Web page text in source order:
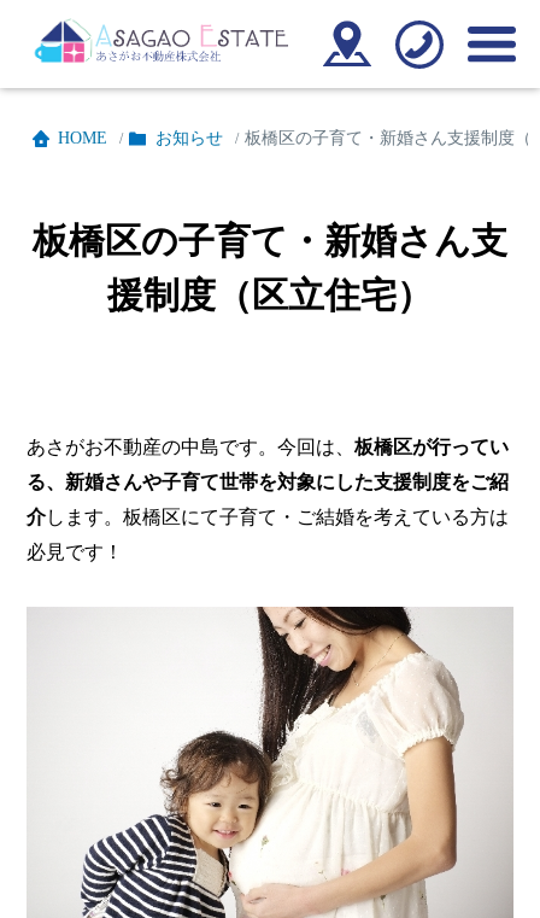
HOME / お知らせ / 板橋区の子育て・新婚さん支援制度（
板橋区の子育て・新婚さん支
援制度（区立住宅）
あさがお不動産の中島です。今回は、板橋区が行ってい
る、新婚さんや子育て世帯を対象にした支援制度をご紹
介します。板橋区にて子育て・ご結婚を考えている方は
必見です！